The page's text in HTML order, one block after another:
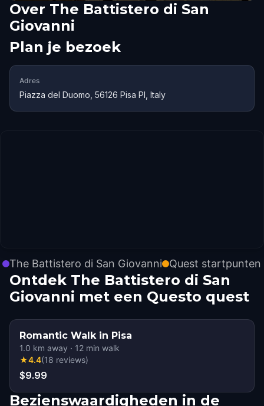
Over The Battistero di San
Giovanni
Plan je bezoek
Adres
Piazza del Duomo, 56126 Pisa PI, Italy
The Battistero di San Giovanni Quest startpunten
Ontdek The Battistero di San
Giovanni met een Questo quest
Romantic Walk in Pisa
1.0 km away · 12 min walk
★4.4(18 reviews)
$9.99
Bezienswaardigheden in de